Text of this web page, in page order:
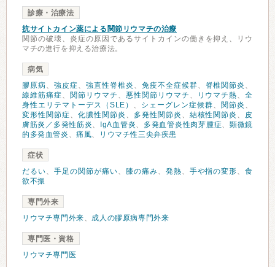
診療・治療法
抗サイトカイン薬による関節リウマチの治療
関節の破壊、炎症の原因であるサイトカインの働きを抑え、リウ
マチの進行を抑える治療法。
病気
膠原病、 強皮症、 強直性脊椎炎 、 免疫不全症候群、 脊椎関節炎 、
線維筋痛症、 関節リウマチ 、 悪性関節リウマチ 、 リウマチ熱、全
身性エリテマトーデス（SLE） 、 シェーグレン症候群、 関節炎 、
変形性関節症、 化膿性関節炎 、 多発性関節炎 、 結核性関節炎 、 皮
膚筋炎／多発性筋炎、 IgA血管炎、 多発血管炎性肉芽腫症、 顕微鏡
的多発血管炎 、痛風、 リウマチ性三尖弁疾患
症状
だるい、 手足の関節が痛い、 膝の痛み、 発熱、 手や指の変形、食
欲不振
専門外来
リウマチ専門外来、 成人の膠原病専門外来
専門医・資格
リウマチ専門医